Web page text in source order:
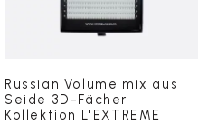
Russian Volume mix aus
Seide 3D-Fächer
Kollektion L'EXTREME